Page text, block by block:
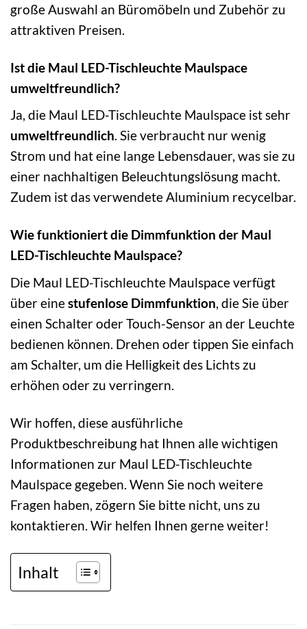
große Auswahl an Büromöbeln und Zubehör zu
attraktiven Preisen.
Ist die Maul LED-Tischleuchte Maulspace
umweltfreundlich?
Ja, die Maul LED-Tischleuchte Maulspace ist sehr
umweltfreundlich. Sie verbraucht nur wenig
Strom und hat eine lange Lebensdauer, was sie zu
einer nachhaltigen Beleuchtungslösung macht.
Zudem ist das verwendete Aluminium recycelbar.
Wie funktioniert die Dimmfunktion der Maul
LED-Tischleuchte Maulspace?
Die Maul LED-Tischleuchte Maulspace verfügt
über einestufenlose Dimmfunktion, die Sie über
einen Schalter oder Touch-Sensor an der Leuchte
bedienen können. Drehen oder tippen Sie einfach
am Schalter, um die Helligkeit des Lichts zu
erhöhen oder zu verringern.
Wir hoffen, diese ausführliche
Produktbeschreibung hat Ihnen alle wichtigen
Informationen zur Maul LED-Tischleuchte
Maulspace gegeben. Wenn Sie noch weitere
Fragen haben, zögern Sie bitte nicht, uns zu
kontaktieren. Wir helfen Ihnen gerne weiter!
Inhalt